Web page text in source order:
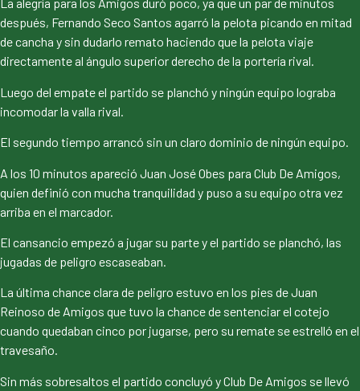
La alegría para los Amigos duró poco, ya que un par de minutos
después, Fernando Seco Santos agarró la pelota picando en mitad
de cancha y sin dudarlo remato haciendo que la pelota viaje
directamente al ángulo superior derecho de la portería rival.
Luego del empate el partido se planchó y ningún equipo lograba
incomodar la valla rival.
El segundo tiempo arrancó sin un claro dominio de ningún equipo.
A los 10 minutos apareció Juan José Obes para Club De Amigos,
quien definió con mucha tranquilidad y puso a su equipo otra vez
arriba en el marcador.
El cansancio empezó a jugar su parte y el partido se planchó, las
jugadas de peligro escaseaban.
La última chance clara de peligro estuvo en los pies de Juan
Reinoso de Amigos que tuvo la chance de sentenciar el cotejo
cuando quedaban cinco por jugarse, pero su remate se estrelló en el
travesaño.
Sin más sobresaltos el partido concluyó y Club De Amigos se llevó